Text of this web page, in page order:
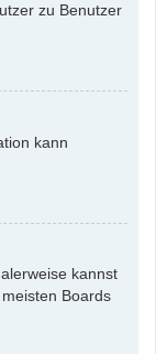
zu Benutzer
kann
kannst
Boards